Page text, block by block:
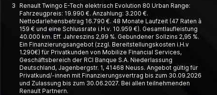
3
Renault Twingo E-Tech elektrisch Evolution 80 Urban Range:
Fahrzeugpreis: 19.990 €. Anzahlung: 3.200 €.
Nettodarlehensbetrag 16.790 €. 48 Monate Laufzeit (47 Raten à
159 € und eine Schlussrate i.H.v. 10.959 €). Gesamtlaufleistung
40.000 km. Eff. Jahreszins 2,99 %. Gebundener Sollzins 2,95 %.
Ein Finanzierungsangebot (zzgl. Bereitstellungskosten i.H.v
1.290€) für Privatkunden von Mobilize Financial Services,
Geschäftsbereich der RCI Banque S.A. Niederlassung
Deutschland, Jagenbergstr. 1, 41468 Neuss. Angebot gültig für
Privatkund/-innen mit Finanzierungsvertrag bis zum 30.09.2026
und Zulassung bis zum 30.06.2027. Bei allen teilnehmenden
Renault Partnern.